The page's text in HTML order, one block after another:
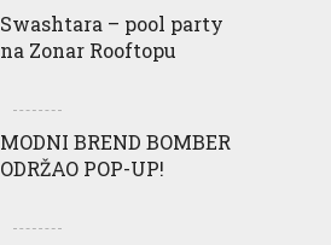
Swashtara – pool party
na Zonar Rooftopu
MODNI BREND BOMBER
ODRŽAO POP-UP!